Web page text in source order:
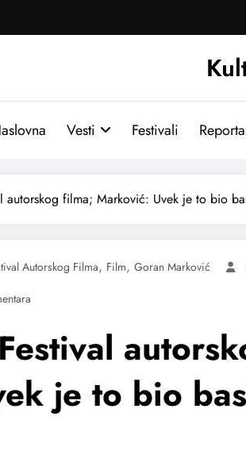
Vesti Festivali
autorskog filma; Marković: Uvek je to bio
Autorskog Filma, Film, Goran Marković
je to bio